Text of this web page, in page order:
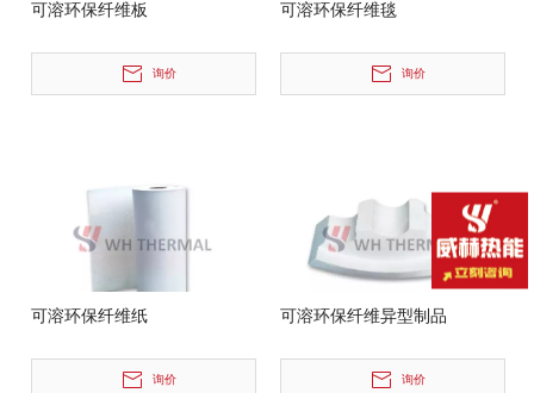
可溶环保纤维板
询价
可溶环保纤维毯
询价
可溶环保纤维纸
询价
可溶环保纤维异型制品
询价